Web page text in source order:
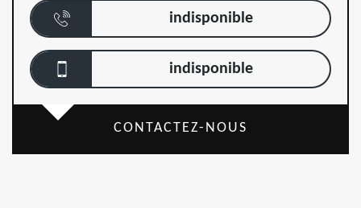
indisponible
indisponible
CONTACTEZ-NOUS